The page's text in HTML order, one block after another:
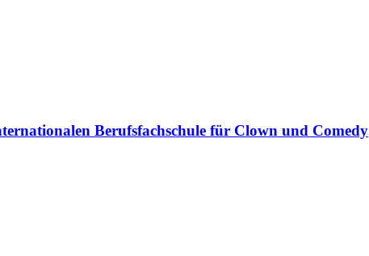
Berufsfachschule für Clown und Comedy